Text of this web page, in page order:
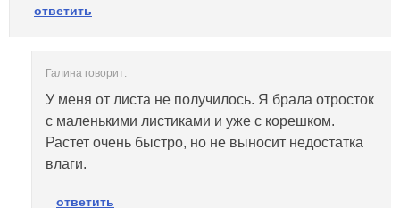
ответить
Галина говорит:
У меня от листа не получилось. Я брала отросток
с маленькими листиками и уже с корешком.
Растет очень быстро, но не выносит недостатка
влаги.
ответить